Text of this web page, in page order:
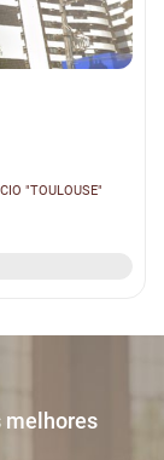
"TOULOUSE"
melhores